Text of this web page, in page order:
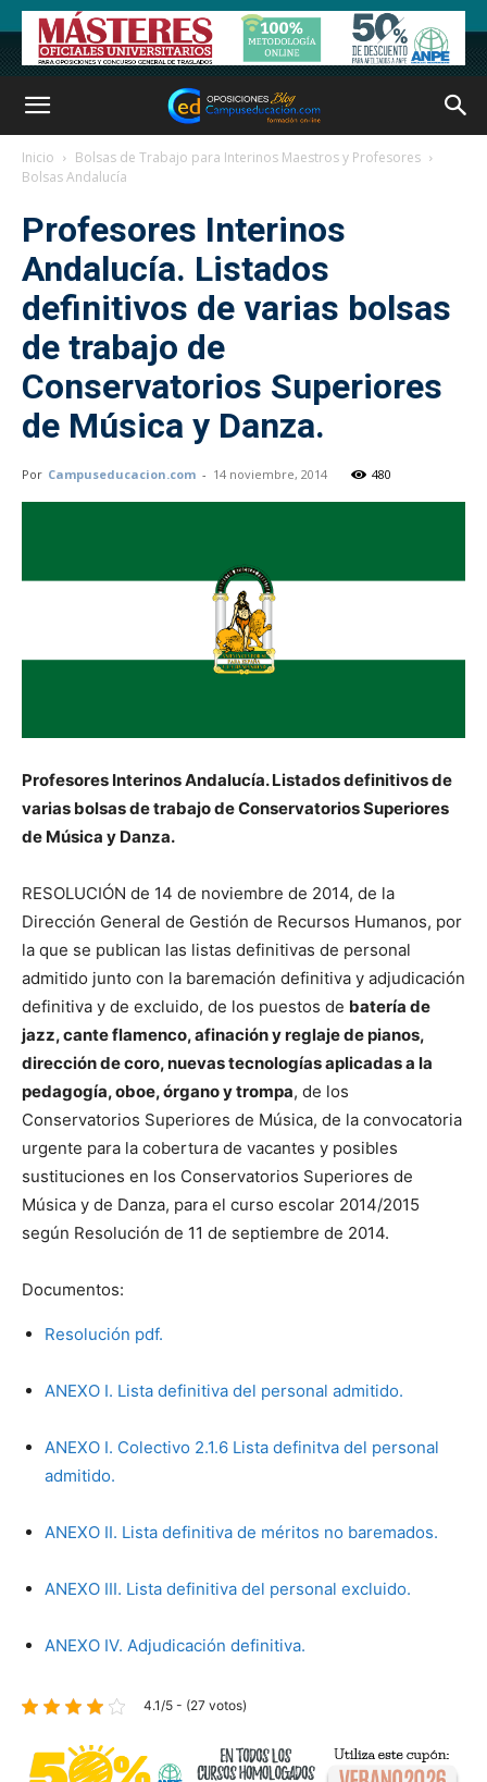
Inicio
Bolsas de Trabajo para Interinos Maestros y Profesores
Bolsas Andalucía
Profesores Interinos
Andalucía. Listados
definitivos de varias bolsas
de trabajo de
Conservatorios Superiores
de Música y Danza.
Por Campuseducacion.com - 14 noviembre, 2014 480
Profesores Interinos Andalucía. Listados definitivos de
varias bolsas de trabajo de Conservatorios Superiores
de Música y Danza.
RESOLUCIÓN de 14 de noviembre de 2014, de la
Dirección General de Gestión de Recursos Humanos, por
la que se publican las listas definitivas de personal
admitido junto con la baremación definitiva y adjudicación
definitiva y de excluido, de los puestos de batería de
jazz, cante flamenco, afinación y reglaje de pianos,
dirección de coro, nuevas tecnologías aplicadas a la
pedagogía, oboe, órgano y trompa, de los
Conservatorios Superiores de Música, de la convocatoria
urgente para la cobertura de vacantes y posibles
sustituciones en los Conservatorios Superiores de
Música y de Danza, para el curso escolar 2014/2015
según Resolución de 11 de septiembre de 2014.
Documentos:
Resolución pdf.
ANEXO I. Lista definitiva del personal admitido.
ANEXO I. Colectivo 2.1.6 Lista definitva del personal
admitido.
ANEXO II. Lista definitiva de méritos no baremados.
ANEXO III. Lista definitiva del personal excluido.
ANEXO IV. Adjudicación definitiva.
4.1/5 - (27 votos)